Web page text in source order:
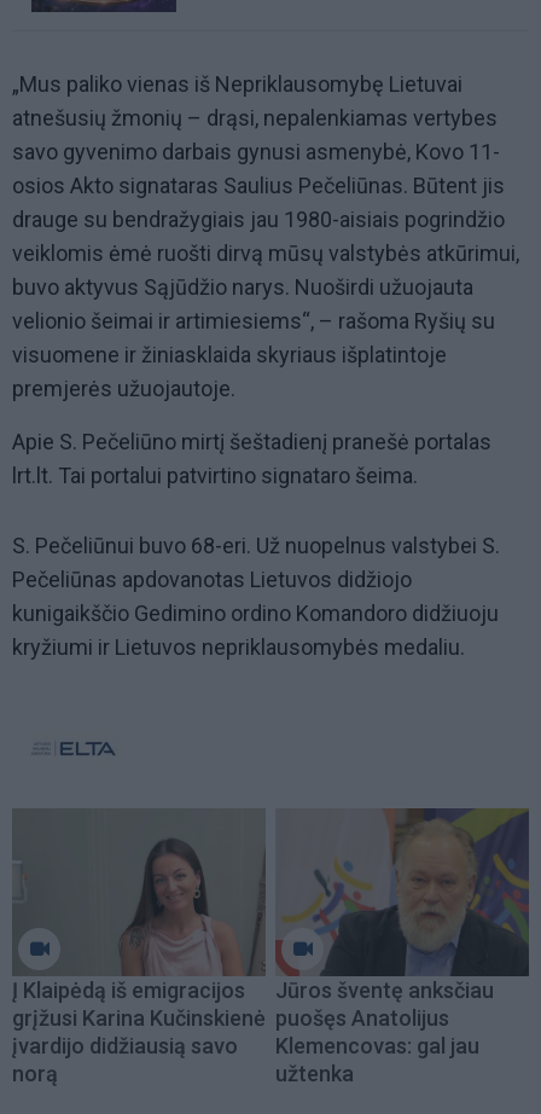
„Mus paliko vienas iš Nepriklausomybę Lietuvai
atnešusių žmonių – drąsi, nepalenkiamas vertybes
savo gyvenimo darbais gynusi asmenybė, Kovo 11-
osios Akto signataras Saulius Pečeliūnas. Būtent jis
drauge su bendražygiais jau 1980-aisiais pogrindžio
veiklomis ėmė ruošti dirvą mūsų valstybės atkūrimui,
buvo aktyvus Sąjūdžio narys. Nuoširdi užuojauta
velionio šeimai ir artimiesiems“, – rašoma Ryšių su
visuomene ir žiniasklaida skyriaus išplatintoje
premjerės užuojautoje.
Apie S. Pečeliūno mirtį šeštadienį pranešė portalas
lrt.lt. Tai portalui patvirtino signataro šeima.
S. Pečeliūnui buvo 68-eri. Už nuopelnus valstybei S.
Pečeliūnas apdovanotas Lietuvos didžiojo
kunigaikščio Gedimino ordino Komandoro didžiuoju
kryžiumi ir Lietuvos nepriklausomybės medaliu.
Į Klaipėdą iš emigracijos
grįžusi Karina Kučinskienė
įvardijo didžiausią savo
norą
Jūros šventę anksčiau
puošęs Anatolijus
Klemencovas: gal jau
užtenka